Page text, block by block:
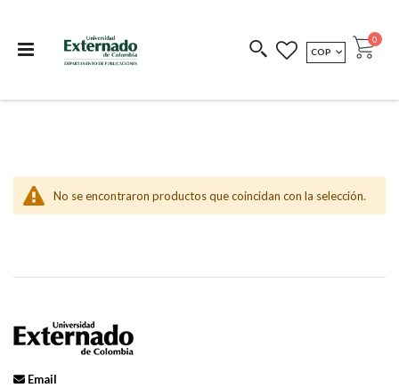
COEDICIONES REDIMIR CÓDIGO
MONEDA
COP Cart
0
No se encontraron productos que coincidan con la selección.
Email